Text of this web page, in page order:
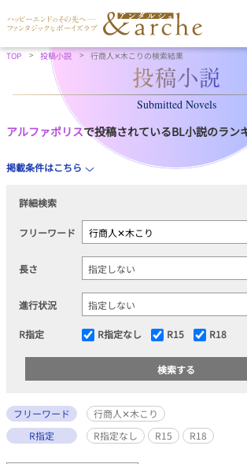
TOP 投稿小説 行商人✕木こりの検索結果
Submitted Novels
アルファポリスで投稿されているBL小説のラン
掲載条件はこちら
詳細検索
フリーワード
長さ
進行状況
R指定 R指定なし R15 R18
フリーワード
行商人✕木こり
R指定
R指定なし R15 R18